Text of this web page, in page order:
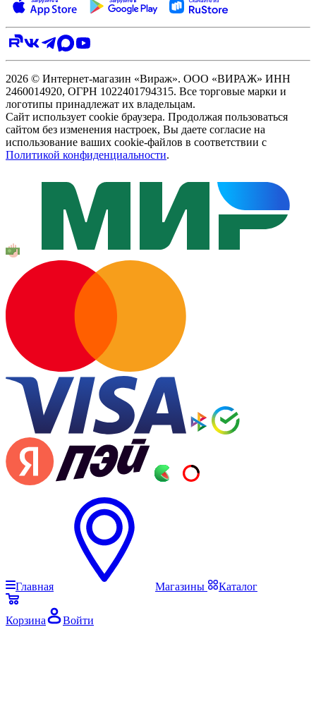
2026 © Интернет-магазин «Вираж». ООО «ВИРАЖ» ИНН
2460014920, ОГРН 1022401794315. Все торговые марки и
логотипы принадлежат их владельцам.
Сайт использует cookie браузера. Продолжая пользоваться
сайтом без изменения настроек, Вы даете согласие на
использование ваших cookie-файлов в соответствии с
Политикой конфиденциальности.
Главная Магазины Каталог
Корзина Войти